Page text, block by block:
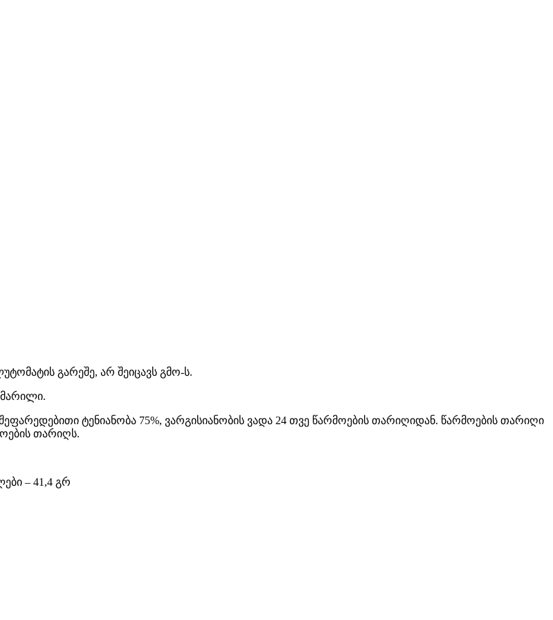
გარეშე, არ შეიცავს გმო-ს.
მარილი.
ტენიანობა 75%, ვარგისიანობის ვადა 24 თვე წარმოების თარიღიდან. წარმოების თარიღი
თარიღს.
– 41,4 გრ